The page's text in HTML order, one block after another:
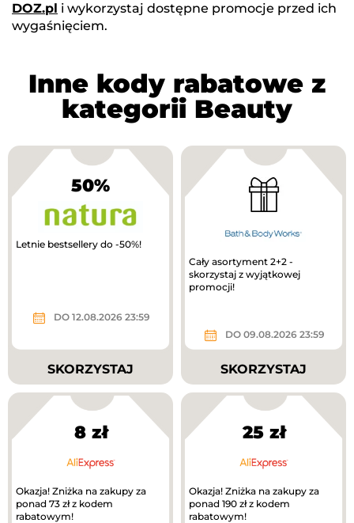
DOZ.pl i wykorzystaj dostępne promocje przed ich
wygaśnięciem.
Inne kody rabatowe z
kategorii Beauty
50%
Letnie bestsellery do -50%!
DO 12.08.2026 23:59
SKORZYSTAJ
Cały asortyment 2+2 -
skorzystaj z wyjątkowej
promocji!
DO 09.08.2026 23:59
SKORZYSTAJ
8 zł
Okazja! Zniżka na zakupy za
ponad 73 zł z kodem
rabatowym!
25 zł
Okazja! Zniżka na zakupy za
ponad 190 zł z kodem
rabatowym!